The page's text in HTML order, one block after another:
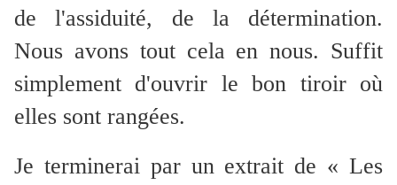
de l'assiduité, de la détermination.
Nous avons tout cela en nous. Suffit
simplement d'ouvrir le bon tiroir où
elles sont rangées.
Je terminerai par un extrait de « Les